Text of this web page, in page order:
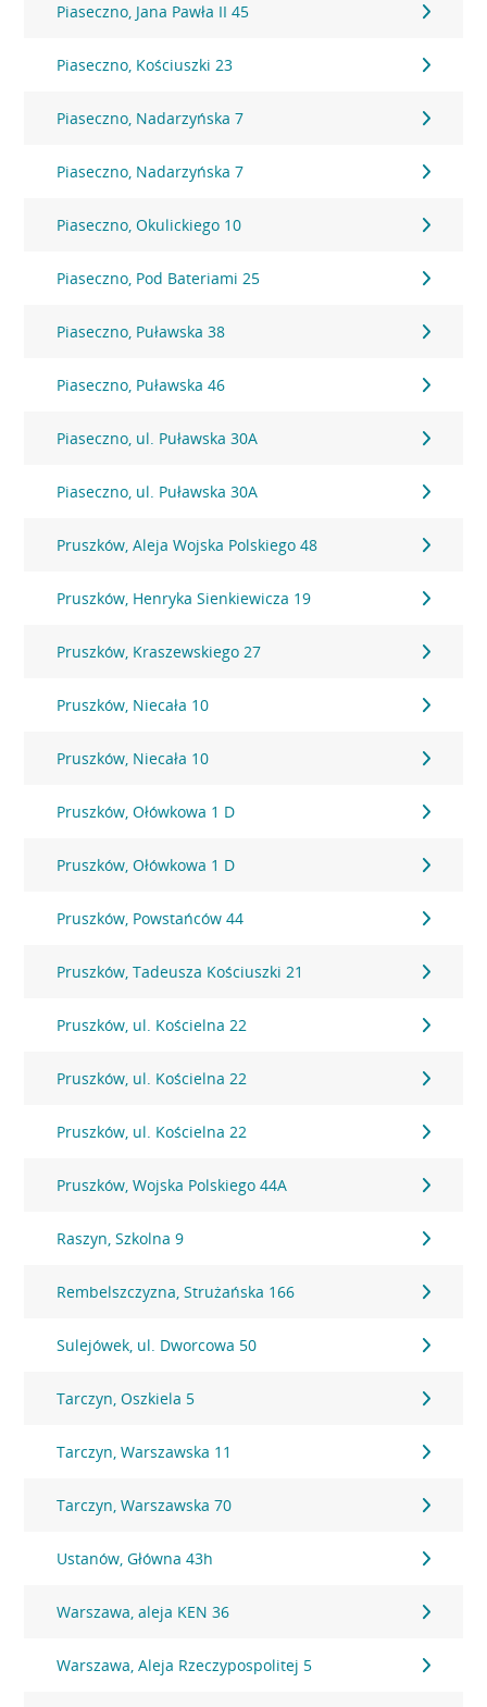
Piaseczno, Jana Pawła II 45
Piaseczno, Kościuszki 23
Piaseczno, Nadarzyńska 7
Piaseczno, Nadarzyńska 7
Piaseczno, Okulickiego 10
Piaseczno, Pod Bateriami 25
Piaseczno, Puławska 38
Piaseczno, Puławska 46
Piaseczno, ul. Puławska 30A
Piaseczno, ul. Puławska 30A
Pruszków, Aleja Wojska Polskiego 48
Pruszków, Henryka Sienkiewicza 19
Pruszków, Kraszewskiego 27
Pruszków, Niecała 10
Pruszków, Niecała 10
Pruszków, Ołówkowa 1 D
Pruszków, Ołówkowa 1 D
Pruszków, Powstańców 44
Pruszków, Tadeusza Kościuszki 21
Pruszków, ul. Kościelna 22
Pruszków, ul. Kościelna 22
Pruszków, ul. Kościelna 22
Pruszków, Wojska Polskiego 44A
Raszyn, Szkolna 9
Rembelszczyzna, Strużańska 166
Sulejówek, ul. Dworcowa 50
Tarczyn, Oszkiela 5
Tarczyn, Warszawska 11
Tarczyn, Warszawska 70
Ustanów, Główna 43h
Warszawa, aleja KEN 36
Warszawa, Aleja Rzeczypospolitej 5